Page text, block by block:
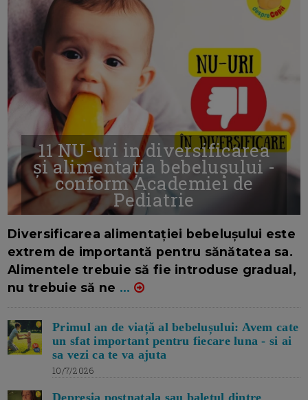
11 NU-uri in diversificarea
și alimentația bebelușului -
conform Academiei de
Pediatrie
Diversificarea alimentației bebelușului este
extrem de importantă pentru sănătatea sa.
Alimentele trebuie să fie introduse gradual,
nu trebuie să ne ...
Primul an de viață al bebelușului: Avem cate
un sfat important pentru fiecare luna - si ai
sa vezi ca te va ajuta
10/7/2026